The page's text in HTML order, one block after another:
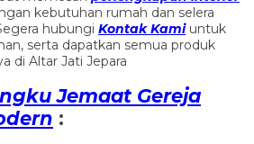
kebutuhan rumah dan selera
hubungi Kontak Kamiuntuk
serta dapatkan semua produk
di Altar Jati Jepara
Jemaat Gereja
: